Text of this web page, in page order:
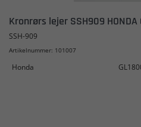
Kronrørs lejer SSH909 HONDA
SSH-909
Artikelnummer: 101007
Honda